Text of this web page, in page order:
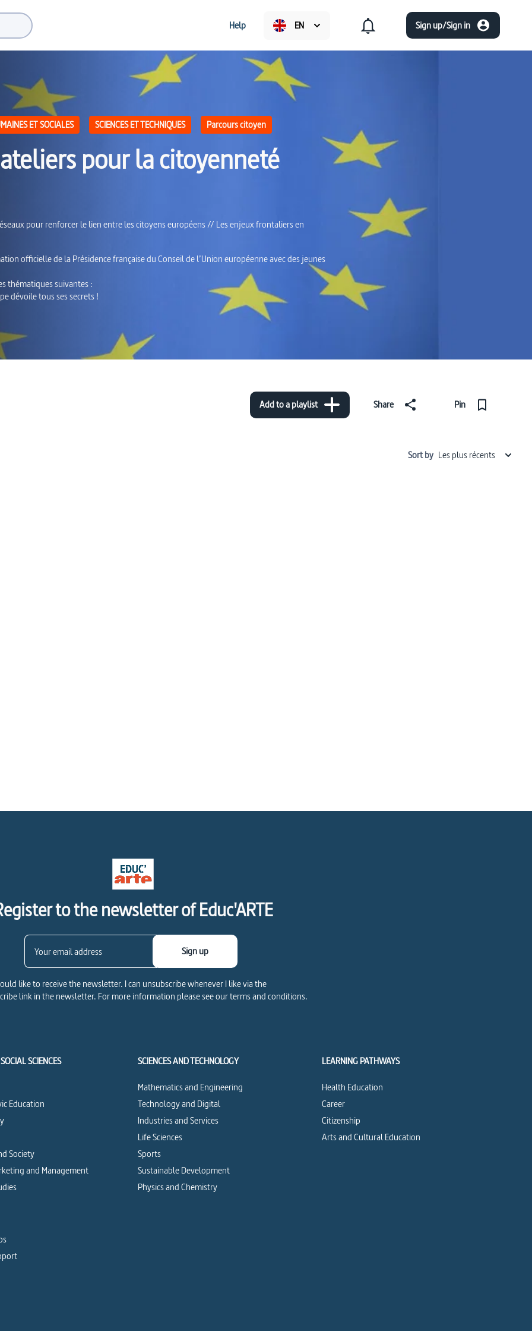
Help EN Sign up/Sign in
pour la citoyenneté
ET SOCIALES SCIENCES ET TECHNIQUES Parcours citoyen
pour renforcer le lien entre les citoyens européens // Les enjeux frontaliers en
officielle de la Présidence française du Conseil de l’Union européenne avec des jeunes
thématiques suivantes :
dévoile tous ses secrets !
Add to a playlist Share Pin
Sort by Les plus récents
to the newsletter of Educ'ARTE
like to receive the newsletter. I can unsubscribe whenever I like via the
link in the newsletter. For more information please see our terms and conditions.
Sign up
SCIENCES
Education
Society
and Management
SCIENCES AND TECHNOLOGY
Mathematics and Engineering
Technology and Digital
Industries and Services
Life Sciences
Sports
Sustainable Development
Physics and Chemistry
LEARNING PATHWAYS
Health Education
Career
Citizenship
Arts and Cultural Education